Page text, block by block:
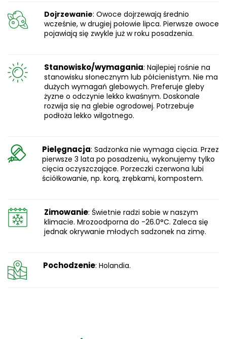
Dojrzewanie: Owoce dojrzewają średnio
wcześnie, w drugiej połowie lipca. Pierwsze owoce
pojawiają się zwykle już w roku posadzenia.
Stanowisko/wymagania: Najlepiej rośnie na
stanowisku słonecznym lub półcienistym. Nie ma
dużych wymagań glebowych. Preferuje gleby
żyzne o odczynie lekko kwaśnym. Doskonale
rozwija się na glebie ogrodowej. Potrzebuje
podłoża lekko wilgotnego.
Pielęgnacja: Sadzonka nie wymaga cięcia. Przez
pierwsze 3 lata po posadzeniu, wykonujemy tylko
cięcia oczyszczające. Porzeczki czerwona lubi
ściółkowanie, np. korą, zrębkami, kompostem.
Zimowanie: Świetnie radzi sobie w naszym
klimacie. Mrozoodporna do -26.0°C. Zaleca się
jednak okrywanie młodych sadzonek na zimę.
Pochodzenie: Holandia.